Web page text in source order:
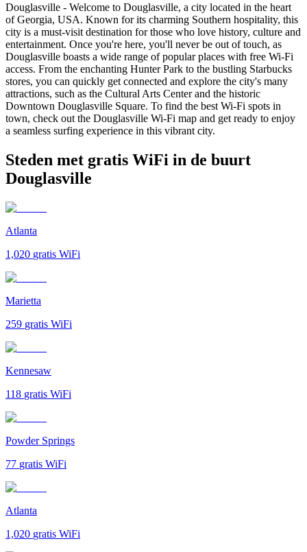
Douglasville - Welcome to Douglasville, a city located in the heart
of Georgia, USA. Known for its charming Southern hospitality, this
city is a must-visit destination for those who love history, culture and
entertainment. Once you're here, you'll never be out of touch, as
Douglasville boasts a wide range of popular places with free Wi-Fi
access. From the enchanting Hunter Park to the bustling Starbucks
stores, you can quickly get connected and explore the city's many
attractions, such as the Cultural Arts Center and the historic
Downtown Douglasville Square. To find the best Wi-Fi spots in
town, check out the Douglasville Wi-Fi map and get ready to enjoy
a seamless surfing experience in this vibrant city.
Steden met gratis WiFi in de buurt
Douglasville
Atlanta
1,020 gratis WiFi
Marietta
259 gratis WiFi
Kennesaw
118 gratis WiFi
Powder Springs
77 gratis WiFi
Atlanta
1,020 gratis WiFi